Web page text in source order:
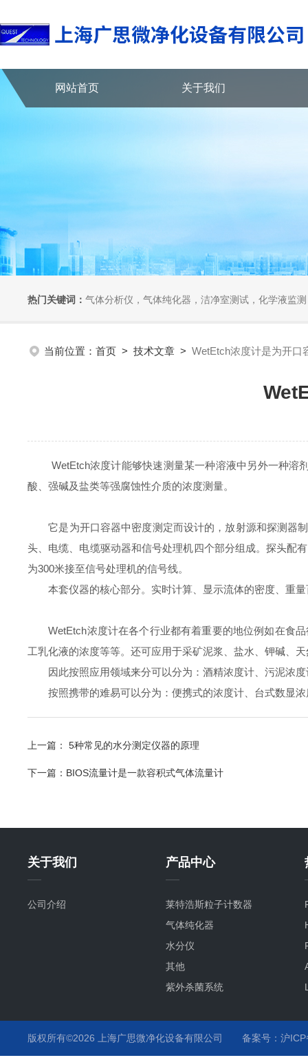
网站首页 关于我们
热门关键词： 气体分析仪，气体纯化器，洁净室测试，化学液监
当前位置： 首页 > 技术文章 > WetEtch浓度计是为开口
WetEtch浓度计能够快速测量某一种溶液中另外一种溶剂
酸、强碱及盐类等强腐蚀性介质的浓度测量。
它是为开口容器中密度测定而设计的，放射源和探测器制
头、电缆、电缆驱动器和信号处理机四个部分组成。探头配
为300米接至信号处理机的信号线。
本套仪器的核心部分。实时计算、显示流体的密度、重量
WetEtch浓度计在各个行业都有着重要的地位例如在食品
工乳化液的浓度等等。还可应用于采矿泥浆、盐水、钾碱、
因此按照应用领域来分可以分为：酒精浓度计、污泥浓度
按照携带的难易可以分为：便携式的浓度计、台式数显浓
上一篇： 5种常见的水分测定仪器的原理
下一篇： BIOS流量计是一款容积式气体流量计
关于我们
公司介绍
产品中心
莱特浩斯粒子计数器
气体纯化器
水分仪
其他
紫外杀菌系统
版权所有©2026 上海广思微净化设备有限公司 备案号：沪